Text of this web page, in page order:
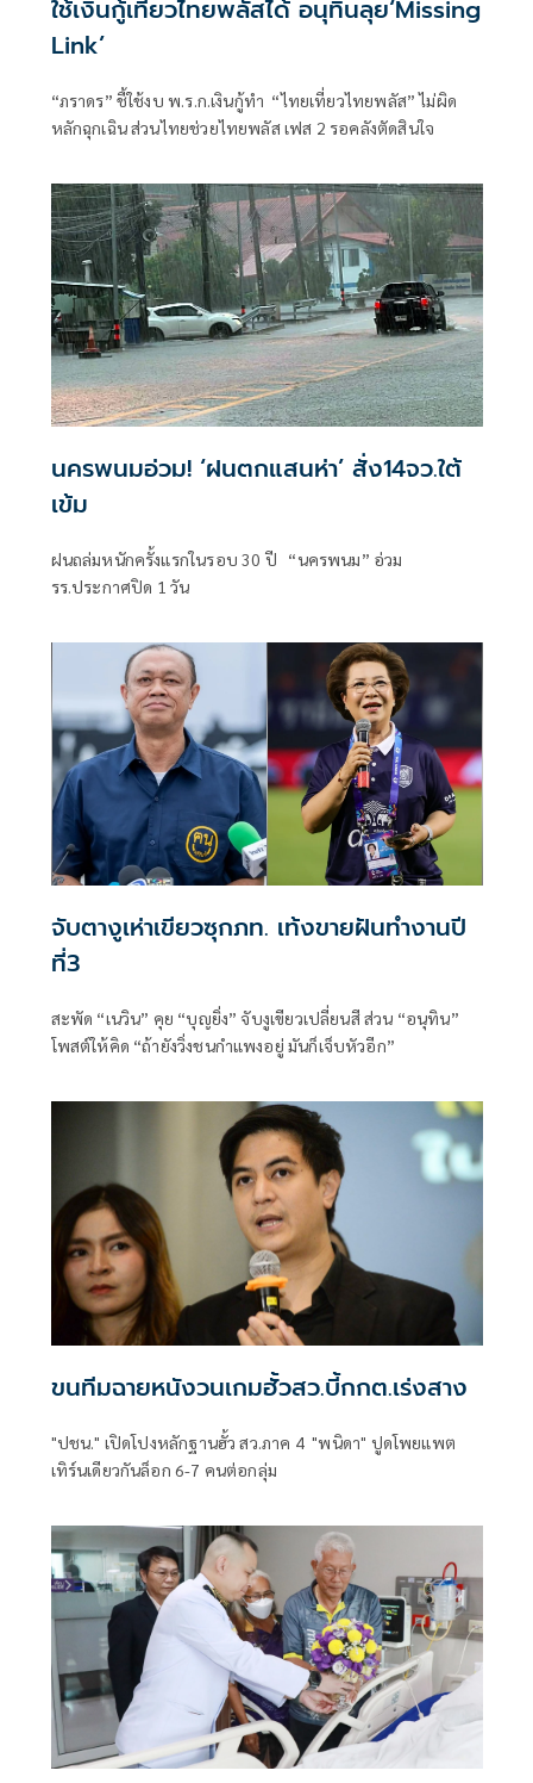
ใช้เงินกู้เที่ยวไทยพลัสได้ อนุทินลุย‘Missing
Link’
“ภราดร” ชี้ใช้งบ พ.ร.ก.เงินกู้ทำ “ไทยเที่ยวไทยพลัส” ไม่ผิด
หลักฉุกเฉิน ส่วนไทยช่วยไทยพลัส เฟส 2 รอคลังตัดสินใจ
นครพนมอ่วม! ‘ฝนตกแสนห่า’ สั่ง14จว.ใต้
เข้ม
ฝนถล่มหนักครั้งแรกในรอบ 30 ปี “นครพนม” อ่วม
รร.ประกาศปิด 1 วัน
จับตางูเห่าเขียวซุกภท. เท้งขายฝันทำงานปี
ที่3
สะพัด “เนวิน” คุย “บุญยิ่ง” จับงูเขียวเปลี่ยนสี ส่วน “อนุทิน”
โพสต์ให้คิด “ถ้ายังวิ่งชนกำแพงอยู่ มันก็เจ็บหัวอีก”
ขนทีมฉายหนังวนเกมฮั้วสว.บี้กกต.เร่งสาง
"ปชน." เปิดโปงหลักฐานฮั้ว สว.ภาค 4 "พนิดา" ปูดโพยแพต
เทิร์นเดียวกันล็อก 6-7 คนต่อกลุ่ม